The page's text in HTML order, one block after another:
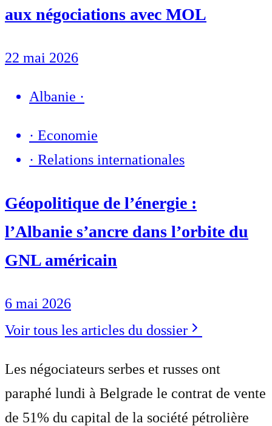
aux négociations avec MOL
22 mai 2026
Albanie ·
· Economie
· Relations internationales
Géopolitique de l’énergie :
l’Albanie s’ancre dans l’orbite du
GNL américain
6 mai 2026
Voir tous les articles du dossier
Les négociateurs serbes et russes ont
paraphé lundi à Belgrade le contrat de vente
de 51% du capital de la société pétrolière